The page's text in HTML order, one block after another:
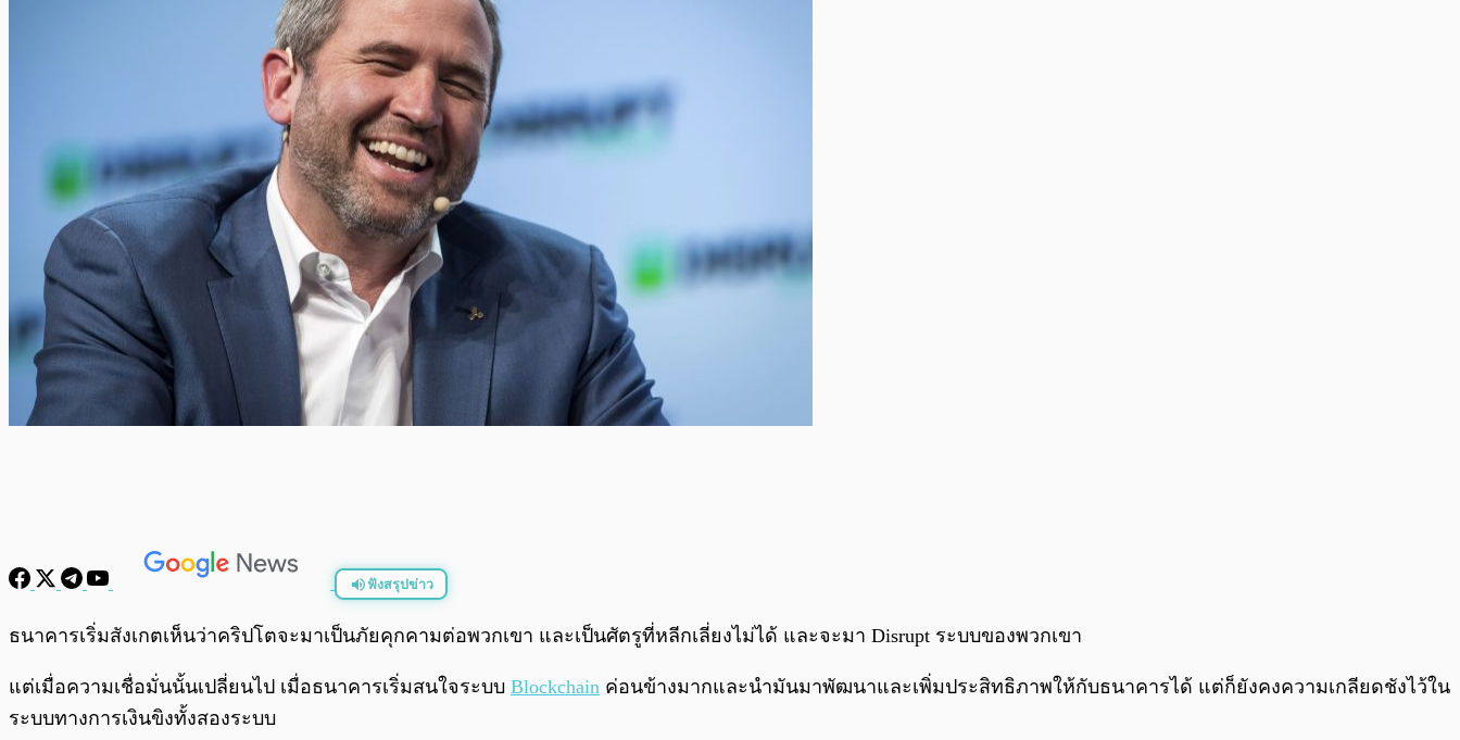
ฟังสรุปข่าว
พร้อมเล่น
ธนาคารเริ่มสังเกตเห็นว่าคริปโตจะมาเป็นภัยคุกคามต่อพวกเขา และเป็นศัตรูที่หลีกเลี่ยงไม่ได้ และจะมา Disrupt ระบบของพวกเขา
แต่เมื่อความเชื่อมั่นนั้นเปลี่ยนไป เมื่อธนาคารเริ่มสนใจระบบ Blockchain ค่อนข้างมากและนำมันมาพัฒนาและเพิ่มประสิทธิภาพให้กับธนาคารได้ แต่ก็ยังคงความเกลียดชังไว้ใน
ระบบทางการเงินขิงทั้งสองระบบ